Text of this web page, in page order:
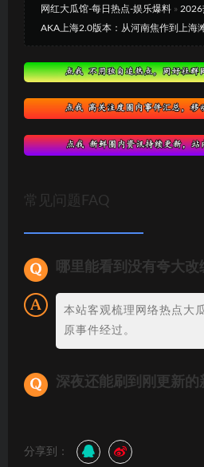
网红大瓜馆-每日热点-娱乐爆料 » 2026
AKA上海2.0版本：从河南焦作到上海
常见问题FAQ
哪里能看到没有夸大改
本站客观梳理网络热点大
原事件经过。
深夜还能刷到刚更新的
分享到：